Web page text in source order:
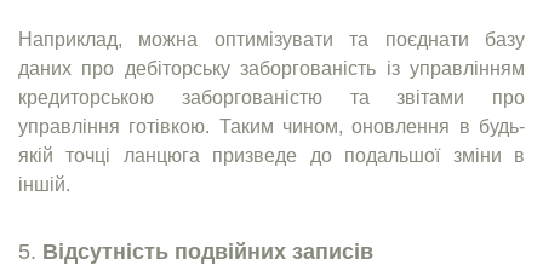
Наприклад, можна оптимізувати та поєднати базу
даних про дебіторську заборгованість із управлінням
кредиторською заборгованістю та звітами про
управління готівкою. Таким чином, оновлення в будь-
якій точці ланцюга призведе до подальшої зміни в
іншій.
Відсутність подвійних записів